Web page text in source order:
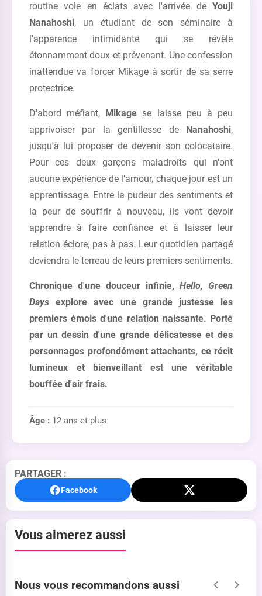
routine vole en éclats avec l'arrivée de Youji
Nanahoshi, un étudiant de son séminaire à
l'apparence intimidante qui se révèle
étonnamment doux et prévenant. Une confession
inattendue va forcer Mikage à sortir de sa serre
protectrice.
D'abord méfiant, Mikage se laisse peu à peu
apprivoiser par la gentillesse de Nanahoshi,
jusqu'à lui proposer de devenir son colocataire.
Pour ces deux garçons maladroits qui n'ont
aucune expérience de l'amour, chaque jour est un
apprentissage. Entre la pudeur des sentiments et
la peur de souffrir à nouveau, ils vont devoir
apprendre à faire confiance et à laisser leur
relation éclore, pas à pas. Leur quotidien partagé
deviendra le terreau de leurs premiers sentiments.
Chronique d'une douceur infinie, Hello, Green
Days explore avec une grande justesse les
premiers émois d'une relation naissante. Porté
par un dessin d'une grande délicatesse et des
personnages profondément attachants, ce récit
lumineux et bienveillant est une véritable
bouffée d'air frais.
Âge : 12 ans et plus
PARTAGER :
Facebook
Vous aimerez aussi
Nous vous recommandons aussi